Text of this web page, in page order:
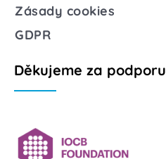
Zásady cookies
GDPR
Děkujeme za podporu